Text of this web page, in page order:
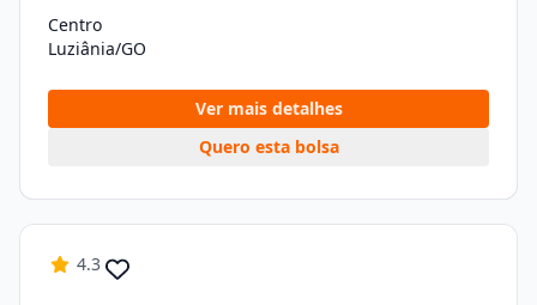
Centro
Luziânia/GO
Ver mais detalhes
Quero esta bolsa
4.3